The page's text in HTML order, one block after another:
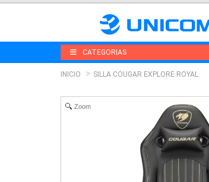
CATEGORIAS
INICIO SILLA COUGAR EXPLORE ROYAL
Zoom